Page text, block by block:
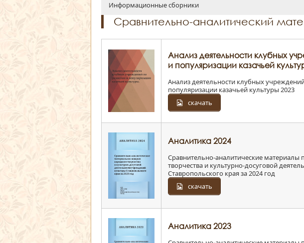
Информационные сборники
Сравнительно-аналитический
Анализ деятельности клубных
и популяризации казачьей
Анализ деятельности клубных
популяризации казачьей культуры 2023
скачать
Аналитика 2024
Сравнительно-аналитические
творчества и культурно-досуговой
Ставропольского края за 2024 год
скачать
Аналитика 2023